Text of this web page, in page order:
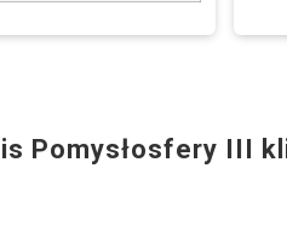
Pomysłosfery III